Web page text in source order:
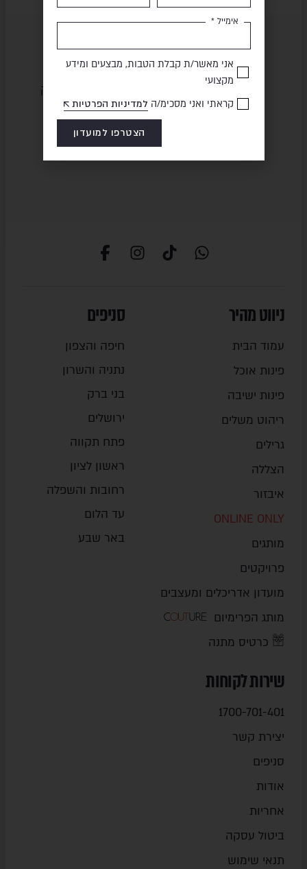
שירות ומקצועיות מוצרים באיכות גבוהה
משלוח מהיר
ניווט מהיר
עמוד הבית
פינות אוכל
פינות ישיבה
ריהוט משלים
גרילים
הצללה
איבזור
ONLINE ONLY
מותגים
פרויקטים
מועדון אדריכלים ומעצבים
מותג הפרימיום
כרטיס מתנה
סניפים
חיפה והצפון
נתניה והשרון
בני ברק
ירושלים
פתח תקווה
ראשון לציון
רחובות והשפלה
עד הלום
באר שבע
שירות לקוחות
1700-701-401
יצירת קשר
סניפים
אודות
אחריות
ביטול עסקה
תנאי שימוש
אימייל *
אני מאשר/ת קבלת הטבות, מבצעים ומידע
מקצועי
קראתי ואני מסכימ/הלמדיניות הפרטיות
הצטרפו למועדון